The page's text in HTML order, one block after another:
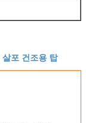
살포 건조용 탑